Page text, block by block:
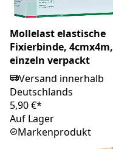
Mollelast elastische
Fixierbinde, 4cmx4m,
einzeln verpackt
Versand innerhalb
Deutschlands
5,90 €*
Auf Lager
Markenprodukt